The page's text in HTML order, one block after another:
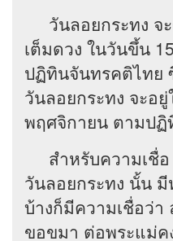
วันลอยกระทง จ
เต็มดวง ในวันขึ้น
ปฏิทินจันทรคติไทย
วันลอยกระทง จะอ
พฤศจิกายน ตามปฏิ
สำหรับความเชื่อ
วันลอยกระทง นั้น
บ้างก็มีความเชื่อว่า
ขอขมา ต่อพระแม่ค